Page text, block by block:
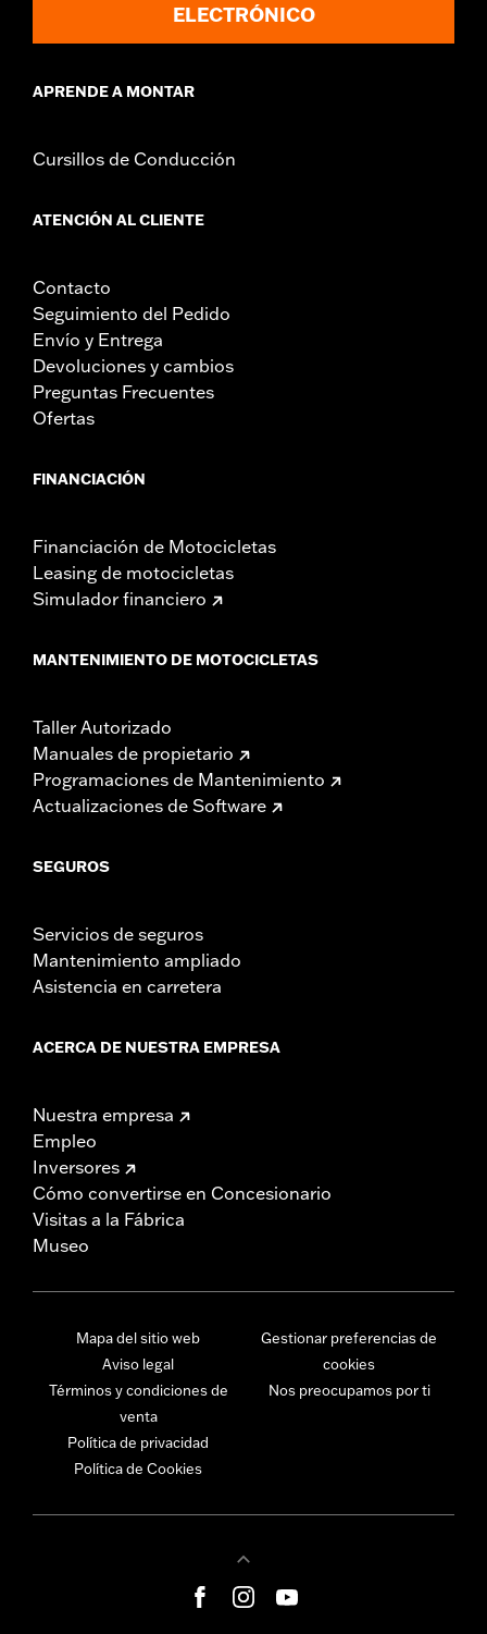
ELECTRÓNICO
APRENDE A MONTAR
Cursillos de Conducción
ATENCIÓN AL CLIENTE
Contacto
Seguimiento del Pedido
Envío y Entrega
Devoluciones y cambios
Preguntas Frecuentes
Ofertas
FINANCIACIÓN
Financiación de Motocicletas
Leasing de motocicletas
Simulador financiero
MANTENIMIENTO DE MOTOCICLETAS
Taller Autorizado
Manuales de propietario
Programaciones de Mantenimiento
Actualizaciones de Software
SEGUROS
Servicios de seguros
Mantenimiento ampliado
Asistencia en carretera
ACERCA DE NUESTRA EMPRESA
Nuestra empresa
Empleo
Inversores
Cómo convertirse en Concesionario
Visitas a la Fábrica
Museo
Mapa del sitio web
Aviso legal
Términos y condiciones de
venta
Política de privacidad
Política de Cookies
Gestionar preferencias de
cookies
Nos preocupamos por ti